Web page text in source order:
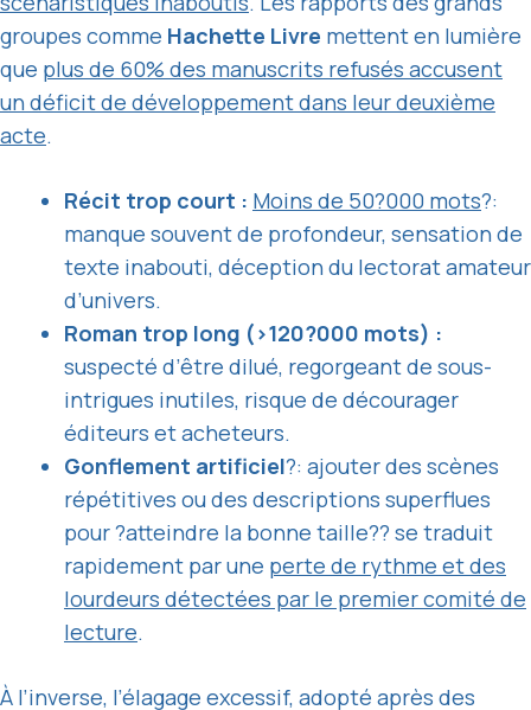
groupes comme Hachette Livre mettent en lumière
que plus de 60% des manuscrits refusés accusent
un déficit de développement dans leur deuxième
acte.
Récit trop court : Moins de 50?000 mots?:
manque souvent de profondeur, sensation de
texte inabouti, déception du lectorat amateur
d’univers.
Roman trop long (>120?000 mots) :
suspecté d’être dilué, regorgeant de sous-
intrigues inutiles, risque de décourager
éditeurs et acheteurs.
Gonflement artificiel?: ajouter des scènes
répétitives ou des descriptions superflues
pour ?atteindre la bonne taille?? se traduit
rapidement par une perte de rythme et des
lourdeurs détectées par le premier comité de
lecture.
À l’inverse, l’élagage excessif, adopté après des